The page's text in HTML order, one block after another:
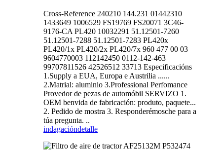
Cross-Reference 240210 144.231 01442310
1433649 1006529 FS19769 FS20071 3C46-
9176-CA PL420 10032291 51.12501-7260
51.12501-7288 51.12501-7283 PL420x
PL420/1x PL420/2x PL420/7x 960 477 00 03
9604770003 112142450 0112-142-463
99707811526 42526512 33713 Especificacións
1.Supply a EUA, Europa e Austrilia ......
2.Matrial: aluminio 3.Professional Perfomance
Provedor de pezas de automóbil SERVIZO 1.
OEM benvida de fabricación: produto, paquete...
2. Pedido de mostra 3. Responderémosche para a
túa pregunta. ..
indagacióndetalle